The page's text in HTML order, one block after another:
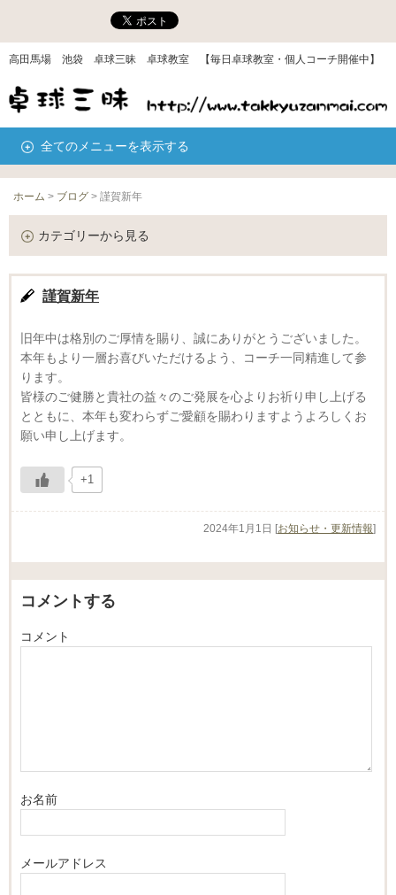
高田馬場 池袋 卓球三昧 卓球教室 【毎日卓球教室・個人コーチ開催中】
全てのメニューを表示する
ホーム > ブログ > 謹賀新年
カテゴリーから見る
謹賀新年
旧年中は格別のご厚情を賜り、誠にありがとうございました。
本年もより一層お喜びいただけるよう、コーチ一同精進して参
ります。
皆様のご健勝と貴社の益々のご発展を心よりお祈り申し上げる
とともに、本年も変わらずご愛顧を賜わりますようよろしくお
願い申し上げます。
+1
2024年1月1日 [お知らせ・更新情報]
コメントする
コメント
お名前
メールアドレス